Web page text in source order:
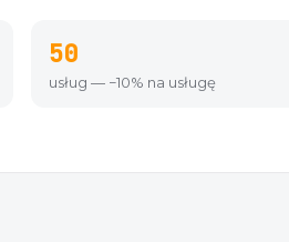
50
usług — −10% na usługę